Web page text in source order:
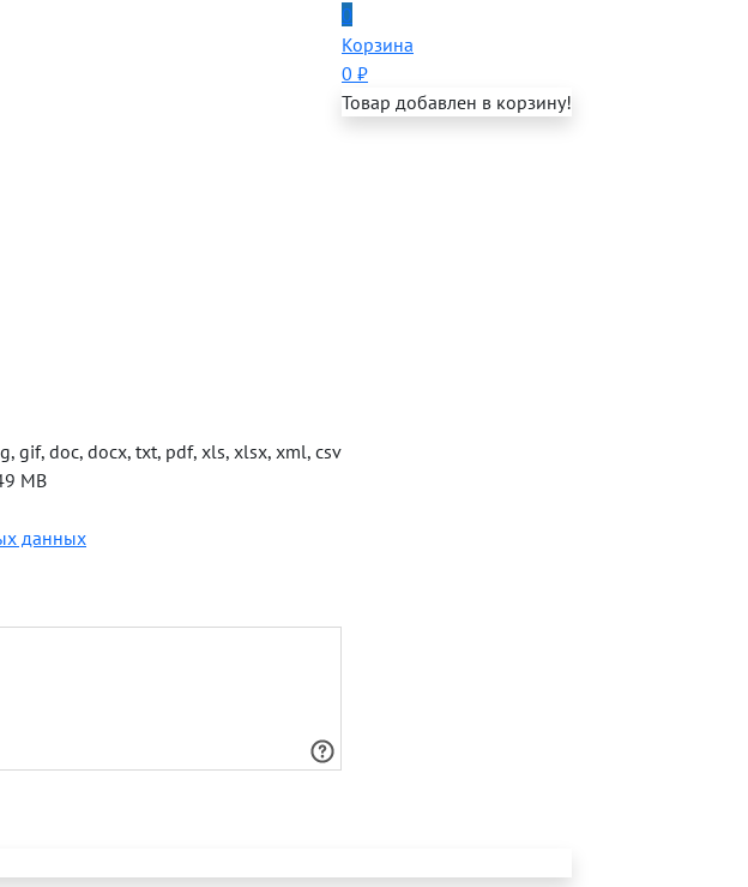
gif, doc, docx, txt, pdf, xls, xlsx, xml, csv
MB
данных
0
Корзина
0 ₽
Товар добавлен в корзину!